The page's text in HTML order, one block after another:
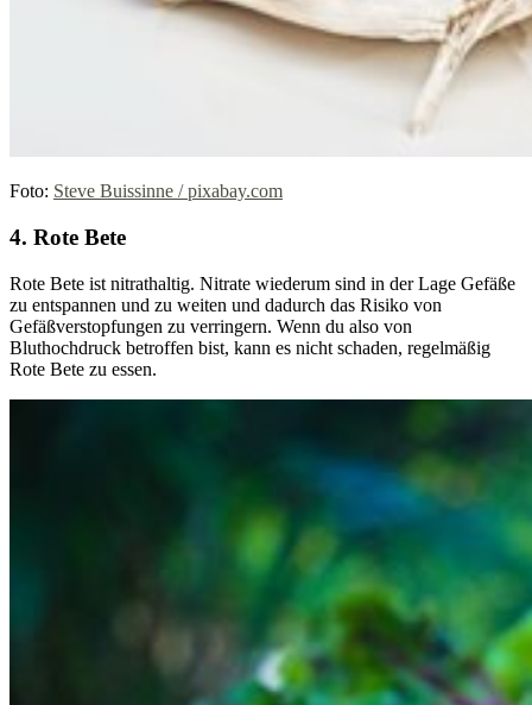
Foto: Steve Buissinne / pixabay.com
4. Rote Bete
Rote Bete ist nitrathaltig. Nitrate wiederum sind in der Lage Gefäße
zu entspannen und zu weiten und dadurch das Risiko von
Gefäßverstopfungen zu verringern. Wenn du also von
Bluthochdruck betroffen bist, kann es nicht schaden, regelmäßig
Rote Bete zu essen.